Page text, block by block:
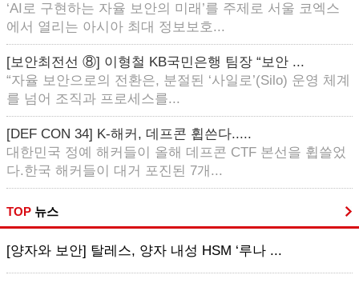
‘AI로 구현하는 자율 보안의 미래’를 주제로 서울 코엑스
에서 열리는 아시아 최대 정보보호...
[보안최전선 ⑧] 이형철 KB국민은행 팀장 “보안 ...
“자율 보안으로의 전환은, 분절된 ‘사일로’(Silo) 운영 체계
를 넘어 조직과 프로세스를...
[DEF CON 34] K-해커, 데프콘 휩쓴다.....
대한민국 정예 해커들이 올해 데프콘 CTF 본선을 휩쓸었
다.한국 해커들이 대거 포진된 7개...
TOP 뉴스
[양자와 보안] 탈레스, 양자 내성 HSM ‘루나 ...